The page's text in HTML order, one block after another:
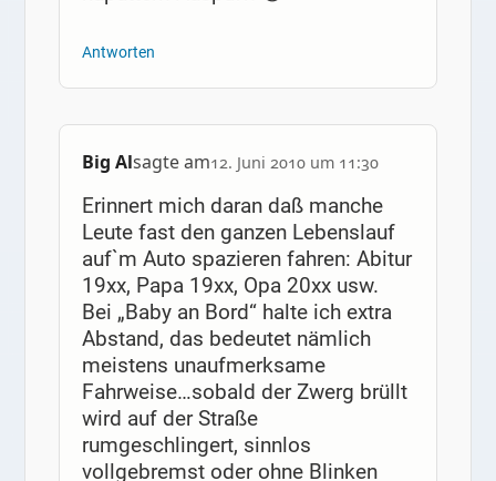
Antworten
Big Alsagte am12. Juni 2010 um 11:30
Erinnert mich daran daß manche
Leute fast den ganzen Lebenslauf
auf`m Auto spazieren fahren: Abitur
19xx, Papa 19xx, Opa 20xx usw.
Bei „Baby an Bord“ halte ich extra
Abstand, das bedeutet nämlich
meistens unaufmerksame
Fahrweise…sobald der Zwerg brüllt
wird auf der Straße
rumgeschlingert, sinnlos
vollgebremst oder ohne Blinken